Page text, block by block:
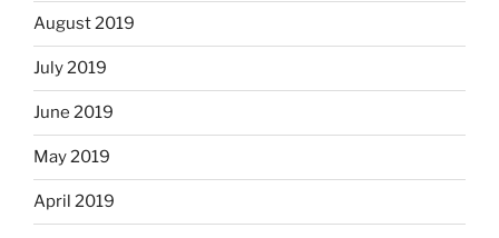
August 2019
July 2019
June 2019
May 2019
April 2019